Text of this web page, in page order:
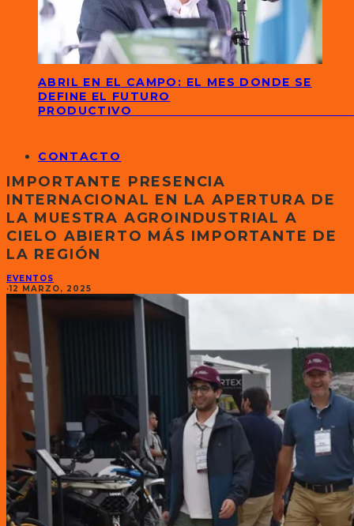
ABRIL EN EL CAMPO: EL MES DONDE SE
DEFINE EL FUTURO
PRODUCTIVO
CONTACTO
IMPORTANTE PRESENCIA
INTERNACIONAL EN LA APERTURA DE
LA MUESTRA AGROINDUSTRIAL A
CIELO ABIERTO MÁS IMPORTANTE DE
LA REGIÓN
EVENTOS
·12 MARZO, 2025